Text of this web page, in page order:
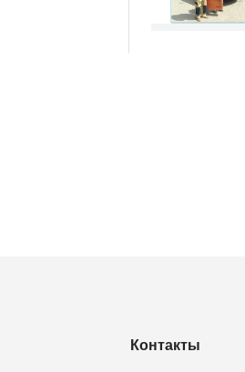
Контакты